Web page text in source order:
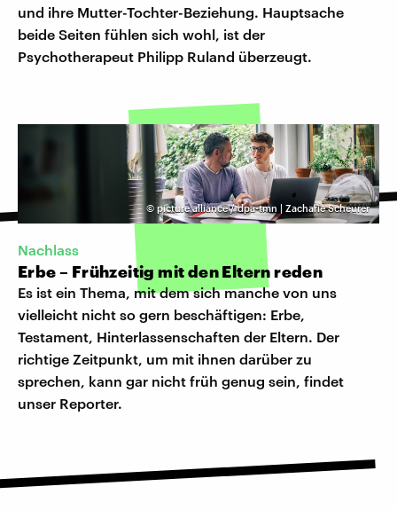
und ihre Mutter-Tochter-Beziehung. Hauptsache
beide Seiten fühlen sich wohl, ist der
Psychotherapeut Philipp Ruland überzeugt.
© picture alliance / dpa-tmn | Zacharie Scheurer
Nachlass
Erbe – Frühzeitig mit den Eltern reden
Es ist ein Thema, mit dem sich manche von uns
vielleicht nicht so gern beschäftigen: Erbe,
Testament, Hinterlassenschaften der Eltern. Der
richtige Zeitpunkt, um mit ihnen darüber zu
sprechen, kann gar nicht früh genug sein, findet
unser Reporter.